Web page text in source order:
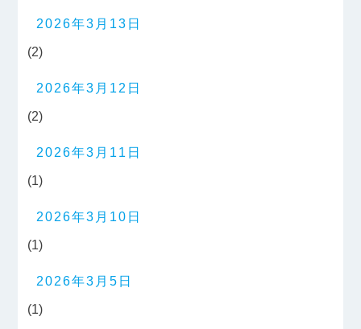
2026年3月13日
(2)
2026年3月12日
(2)
2026年3月11日
(1)
2026年3月10日
(1)
2026年3月5日
(1)